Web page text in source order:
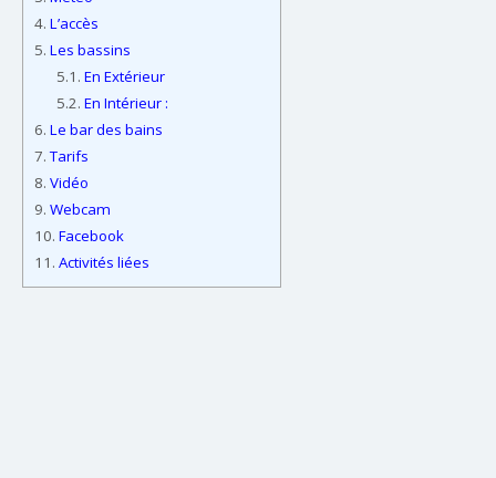
4. L’accès
5. Les bassins
5.1. En Extérieur
5.2. En Intérieur :
6. Le bar des bains
7.Tarifs
8. Vidéo
9. Webcam
10. Facebook
11. Activités liées